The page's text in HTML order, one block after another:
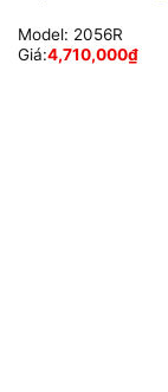
Model: 2056R
Giá:4,710,000₫